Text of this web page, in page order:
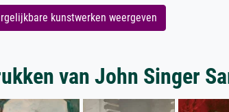
kunstwerken weergeven
van John Singer